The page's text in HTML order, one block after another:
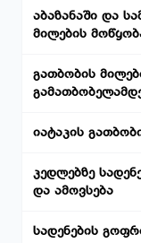
აბაზანაში და
მილების
გათბობის
იატაკის
კედლებზე
და ამოვსება
სადენების